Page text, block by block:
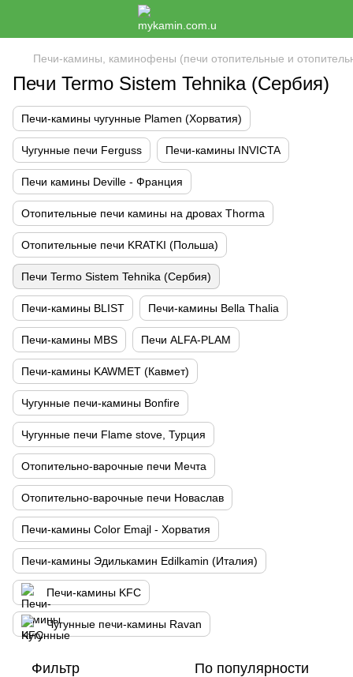
Печи-камины, каминофены (печи отопительные и
Печи Termo Sistem Tehnika (Сербия)
Печи-камины чугунные Plamen (Хорватия)
Чугунные печи Ferguss Печи-камины INVICTA
Печи камины Deville - Франция
Отопительные печи камины на дровах Thorma
Отопительные печи KRATKI (Польша)
Печи Termo Sistem Tehnika (Сербия)
Печи-камины BLIST Печи-камины Bella Thalia
Печи-камины MBS Печи ALFA-PLAM
Печи-камины KAWMET (Кавмет)
Чугунные печи-камины Bonfire
Чугунные печи Flame stove, Турция
Отопительно-варочные печи Мечта
Отопительно-варочные печи Новаслав
Печи-камины Color Emajl - Хорватия
Печи-камины Эдилькамин Edilkamin (Италия)
Печи-камины KFC
Чугунные печи-камины Ravan
Фильтр По популярности